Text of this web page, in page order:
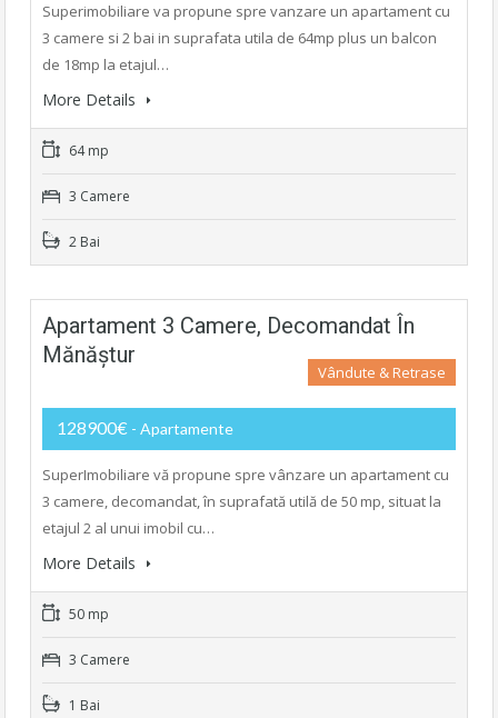
Superimobiliare va propune spre vanzare un apartament cu
3 camere si 2 bai in suprafata utila de 64mp plus un balcon
de 18mp la etajul…
More Details
64 mp
3 Camere
2 Bai
Apartament 3 Camere, Decomandat În
Mănăștur
Vândute & Retrase
128900€ - Apartamente
SuperImobiliare vă propune spre vânzare un apartament cu
3 camere, decomandat, în suprafată utilă de 50 mp, situat la
etajul 2 al unui imobil cu…
More Details
50 mp
3 Camere
1 Bai